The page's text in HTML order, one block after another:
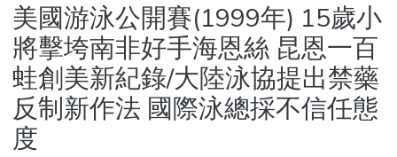
Statistics
美國游泳公開賽(1999年) 15歲小
將擊垮南非好手海恩絲 昆恩一百
蛙創美新紀錄/大陸泳協提出禁藥
反制新作法 國際泳總採不信任態
度